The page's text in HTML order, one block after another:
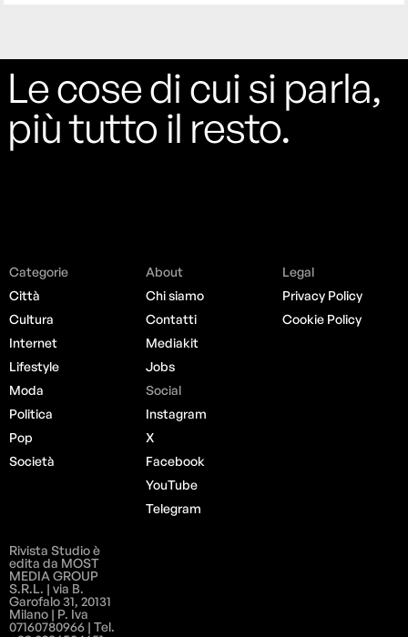
Le cose di cui si parla,
più tutto il resto.
Categorie
Città
Cultura
Internet
Lifestyle
Moda
Politica
Pop
Società
About
Chi siamo
Contatti
Mediakit
Jobs
Social
Instagram
X
Facebook
YouTube
Telegram
Legal
Privacy Policy
Cookie Policy
Rivista Studio è
edita da MOST
MEDIA GROUP
S.R.L. | via B.
Garofalo 31, 20131
Milano | P. Iva
07160780966 | Tel.